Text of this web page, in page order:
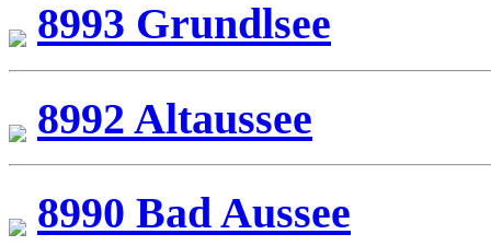
8993 Grundlsee
8992 Altaussee
8990 Bad Aussee